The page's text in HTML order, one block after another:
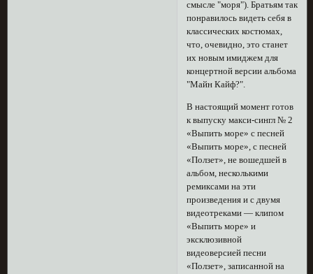
смысле "моря"). Братьям так
понравилось видеть себя в
классических костюмах,
что, очевидно, это станет
их новым имиджем для
концертной версии альбома
"Майн Кайф?".
В настоящий момент готов
к выпуску макси-сингл № 2
«Выпить море» с песней
«Выпить море», с песней
«Ползет», не вошедшей в
альбом, несколькими
ремиксами на эти
произведения и с двумя
видеотреками — клипом
«Выпить море» и
эксклюзивной
видеоверсией песни
«Ползет», записанной на